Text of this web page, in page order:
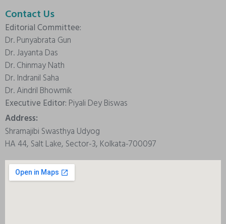
Contact Us
Editorial Committee:
Dr. Punyabrata Gun
Dr. Jayanta Das
Dr. Chinmay Nath
Dr. Indranil Saha
Dr. Aindril Bhowmik
Executive Editor: Piyali Dey Biswas
Address:
Shramajibi Swasthya Udyog
HA 44, Salt Lake, Sector-3, Kolkata-700097